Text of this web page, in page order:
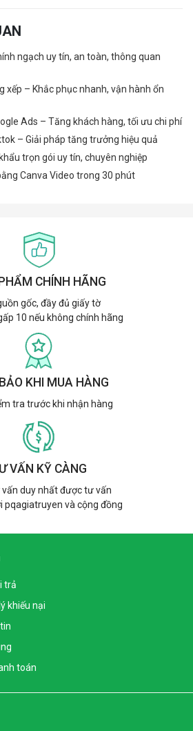
ngạch uy tín, an toàn, thông quan
xếp – Khắc phục nhanh, vận hành ổn
Ads – Tăng khách hàng, tối ưu chi phí
– Giải pháp tăng trưởng hiệu quả
trọn gói uy tín, chuyên nghiệp
Canva Video trong 30 phút
CHÍNH HÃNG
gốc, đầy đủ giấy tờ
10 nếu không chính hãng
KHI MUA HÀNG
tra trước khi nhận hàng
VẤN KỸ CÀNG
vấn duy nhất được tư vấn
pqagiatruyen và cộng đồng
trả
khiếu nại
toán